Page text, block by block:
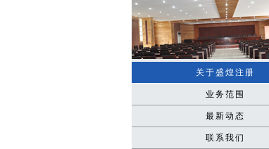
关于盛煌注册
业务范围
最新动态
联系我们